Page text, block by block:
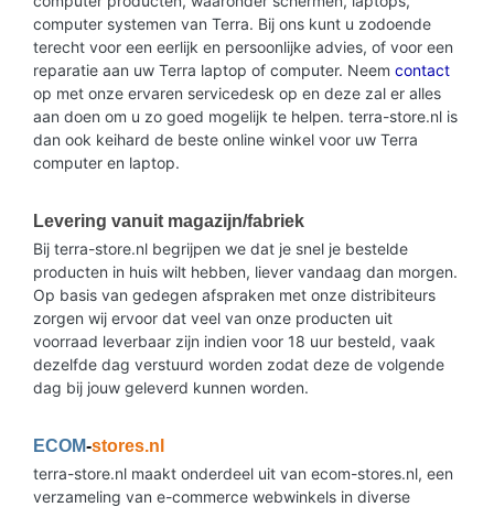
computer systemen van Terra. Bij ons kunt u zodoende
terecht voor een eerlijk en persoonlijke advies, of voor een
reparatie aan uw Terra laptop of computer. Neem contact
op met onze ervaren servicedesk op en deze zal er alles
aan doen om u zo goed mogelijk te helpen. terra-store.nl is
dan ook keihard de beste online winkel voor uw Terra
computer en laptop.
Levering vanuit magazijn/fabriek
Bij terra-store.nl begrijpen we dat je snel je bestelde
producten in huis wilt hebben, liever vandaag dan morgen.
Op basis van gedegen afspraken met onze distribiteurs
zorgen wij ervoor dat veel van onze producten uit
voorraad leverbaar zijn indien voor 18 uur besteld, vaak
dezelfde dag verstuurd worden zodat deze de volgende
dag bij jouw geleverd kunnen worden.
ECOM-stores.nl
terra-store.nl maakt onderdeel uit van ecom-stores.nl, een
verzameling van e-commerce webwinkels in diverse